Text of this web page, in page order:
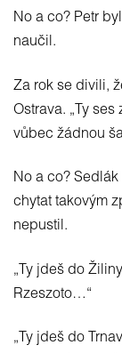
No a co? Petr
naučil.
Za rok se divili,
Ostrava. „Ty
vůbec žádnou
No a co?
chytat takovým
nepustil.
„Ty jdeš do
Rzeszoto…“
„Ty jdeš do